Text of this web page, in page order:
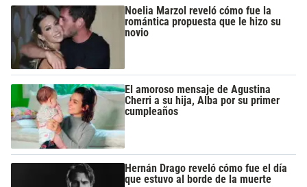
Noelia Marzol reveló cómo fue la
romántica propuesta que le hizo su
novio
El amoroso mensaje de Agustina
Cherri a su hija, Alba por su primer
cumpleaños
Hernán Drago reveló cómo fue el día
que estuvo al borde de la muerte